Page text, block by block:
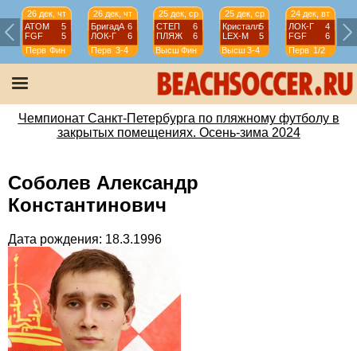
26 дек, чт
АТОМ
5
FGF
5
Перв Фин
26 дек, чт
БригадА 6
ЛОК-Г
6
Перв 3-4
25 дек, ср
СТЕП
6
ПЛЯЖ
6
Высш Фин
25 дек, ср
Кристалл5
LEX-М
5
Высш 3-4
24 дек, вт
ЛОК-Г
4
FGF
6
Перв 1/2
Чемпионат Санкт-Петербурга по пляжному футболу в
закрытых помещениях. Осень-зима 2024
Соболев Александр
Константинович
Дата рождения: 18.3.1996